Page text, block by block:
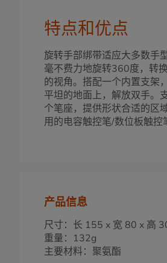
特点和优点
旋转手部绑带适应大多数手
毫不费力地旋转360度，转
的视角。搭配一个内置支架
平坦的地面上，解放双手。
个笔座，提供形状合适的区
用的电容触控笔/数位板触控
产品信息
尺寸：长 155 x 宽 80 x 高
重量：132g
主要材料：聚氨酯